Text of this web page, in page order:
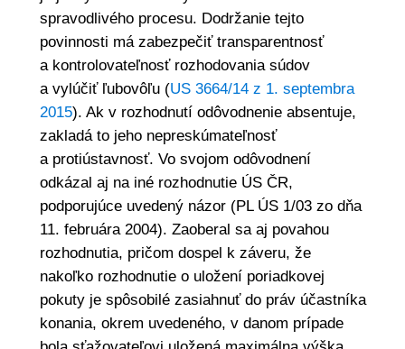
spravodlivého procesu. Dodržanie tejto
povinnosti má zabezpečiť transparentnosť
a kontrolovateľnosť rozhodovania súdov
a vylúčiť ľubovôľu (US 3664/14 z 1. septembra
2015). Ak v rozhodnutí odôvodnenie absentuje,
zakladá to jeho nepreskúmateľnosť
a protiústavnosť. Vo svojom odôvodnení
odkázal aj na iné rozhodnutie ÚS ČR,
podporujúce uvedený názor (PL ÚS 1/03 zo dňa
11. februára 2004). Zaoberal sa aj povahou
rozhodnutia, pričom dospel k záveru, že
nakoľko rozhodnutie o uložení poriadkovej
pokuty je spôsobilé zasiahnuť do práv účastníka
konania, okrem uvedeného, v danom prípade